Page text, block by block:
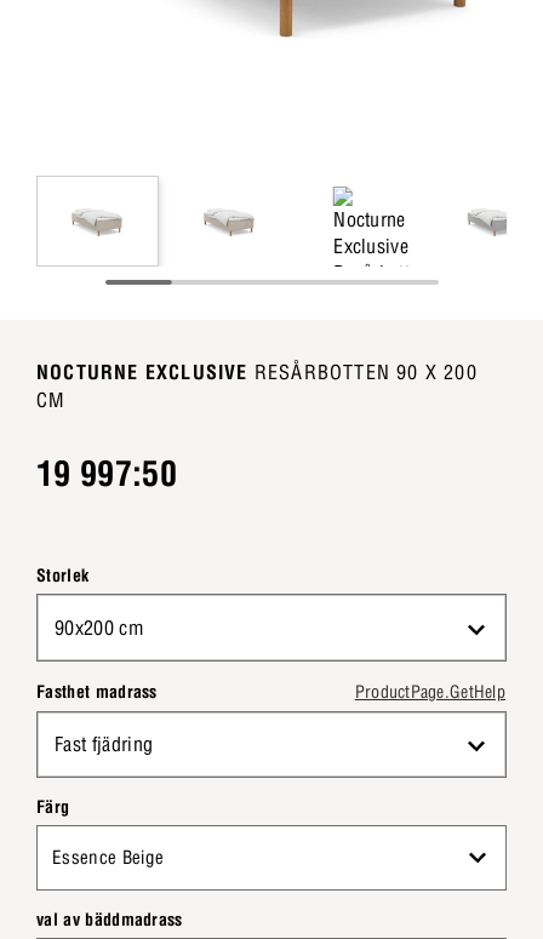
NOCTURNE EXCLUSIVE RESÅRBOTTEN 90 X 200
CM
19 997:50
Storlek
90x200 cm
Fasthet madrass ProductPage.GetHelp
Fast fjädring
Färg
Essence Beige
val av bäddmadrass